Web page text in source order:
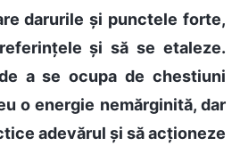
darurile și punctele forte,
și să se etaleze.
a se ocupa de chestiuni
o energie nemărginită, dar
adevărul și să acționeze